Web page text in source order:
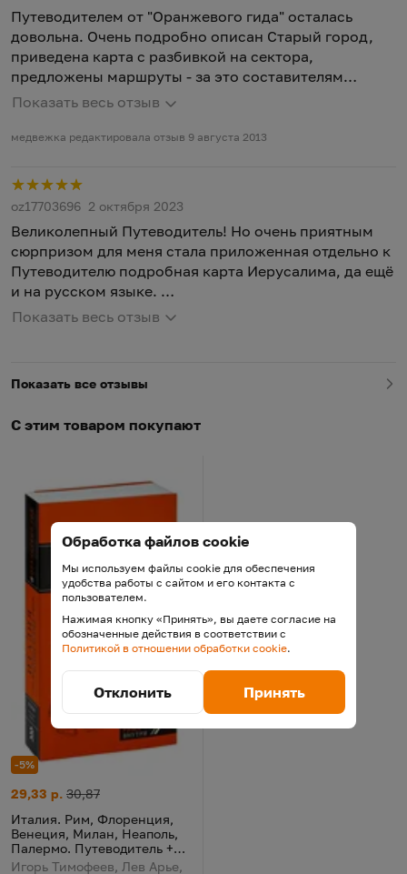
Путеводителем от "Оранжевого гида" осталась
довольна. Очень подробно описан Старый город,
приведена карта с разбивкой на сектора,
предложены маршруты - за это составителям
особое спасибо, так как без карты (жаль только, что
когда свернуть в Старый город самому лучше и не
исторических справок. И еще с помощью этого
путеводителя мне удалось идентифицировать почти
все, что есть на моих фотографиях из Иерусалима ;)
В следующую поездку обязательно возьму его с
собой.
Показать весь отзыв
медвежка редактировала отзыв 9 августа 2013
oz17703696 2 октября 2023
Великолепный Путеводитель! Но очень приятным
сюрпризом для меня стала приложенная отдельно к
Путеводителю подробная карта Иерусалима, да ещё
и на русском языке.
Я очень довольна! Советую!!!
Показать весь отзыв
Показать все отзывы
С этим товаром покупают
-5%
Италия. Рим, Флоренция, Венеция, Милан, Неаполь, Палермо.
Цена:
29,33 р.
Старая цена:
30,87
Италия. Рим, Флоренция,
Венеция, Милан, Неаполь,
Палермо. Путеводитель +
карта
Игорь Тимофеев, Лев Арье,
Обработка файлов cookie
Мы используем файлы cookie для обеспечения
удобства работы с сайтом и его контакта с
пользователем.
Нажимая кнопку «Принять», вы даете согласие на
обозначенные действия в соответствии с
Политикой в отношении обработки cookie.
Отклонить Принять